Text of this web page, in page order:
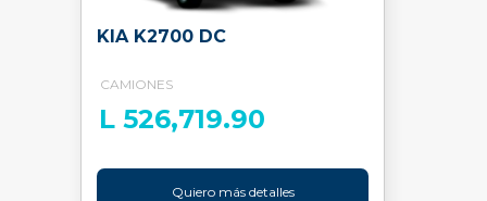
KIA K2700 DC
CAMIONES
L 526,719.90
Quiero más detalles